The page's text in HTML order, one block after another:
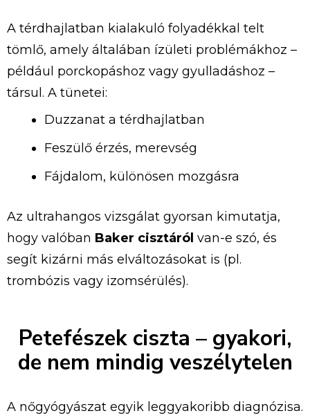
A térdhajlatban kialakuló folyadékkal telt
tömlő, amely általában ízületi problémákhoz –
például porckopáshoz vagy gyulladáshoz –
társul. A tünetei:
Duzzanat a térdhajlatban
Feszülő érzés, merevség
Fájdalom, különösen mozgásra
Az ultrahangos vizsgálat gyorsan kimutatja,
hogy valóban Baker cisztáról van-e szó, és
segít kizárni más elváltozásokat is (pl.
trombózis vagy izomsérülés).
Petefészek ciszta – gyakori,
de nem mindig veszélytelen
A nőgyógyászat egyik leggyakoribb diagnózisa.